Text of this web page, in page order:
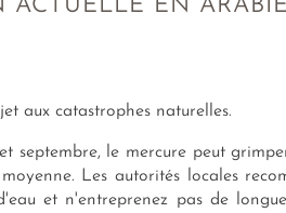
EN
aux catastrophes naturelles.
septembre, le mercure peut
Les autorités locales
et n'entreprenez pas de